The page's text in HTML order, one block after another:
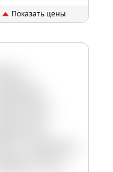
Показать цены